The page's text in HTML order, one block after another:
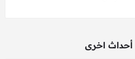
أحداث اخرى